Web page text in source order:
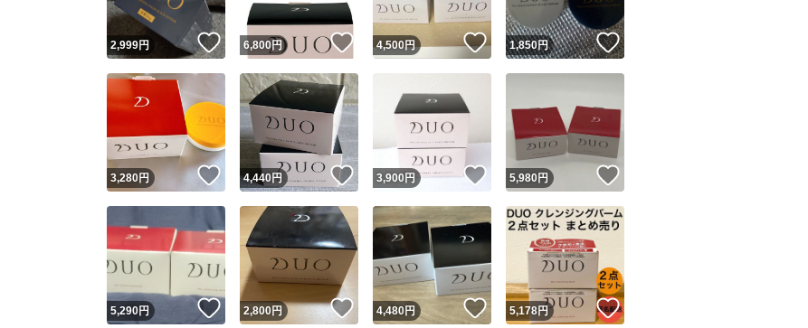
2,999円 いいね！
6,800円 いいね！
4,500円 いいね！
1,850円 いいね！
3,280円 いいね！
4,440円 いいね！
3,900 円 いいね！
5,980円
5,290円 いいね！
2,800円 いいね！
4,480円 いいね！
5,178円 いいね！